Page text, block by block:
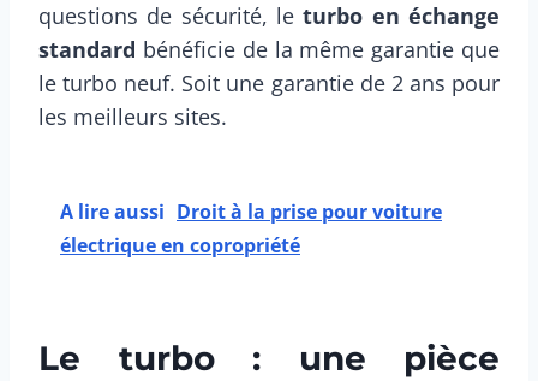
questions de sécurité, leturbo en échange
standard bénéficie de la même garantie que
le turbo neuf. Soit une garantie de 2 ans pour
les meilleurs sites.
A lire aussi Droit à la prise pour voiture
électrique en copropriété
Le turbo : une pièce